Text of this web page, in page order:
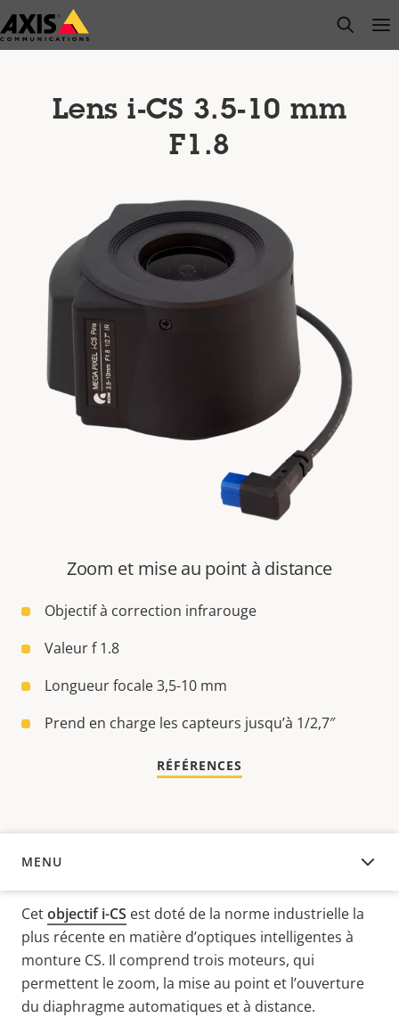
Passer
au
open
Lens i-CS 3.5-10 mm
F1.8
Zoom et mise au point à distance
Objectif à correction infrarouge
Valeur f 1.8
Longueur focale 3,5-10 mm
Prend en charge les capteurs jusqu’à 1/2,7″
RÉFÉRENCES
MENU
APERÇU
Cetobjectif i-CS est doté de la norme industrielle la
plus récente en matière d’optiques intelligentes à
monture CS. Il comprend trois moteurs, qui
permettent le zoom, la mise au point et l’ouverture
du diaphragme automatiques et à distance.